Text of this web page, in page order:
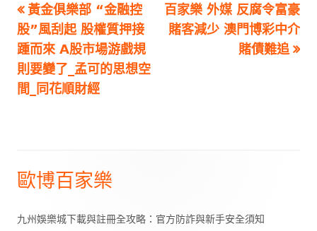
文
章
導
Previous
article:
黃金俱樂部 “金融控
股”風刮起 股權質押接
踵而來 A股市場游戲規
則要變了_孟可的思想空
間_同花順財經
Next
article:
百家樂 外媒 反腐令富豪
賭客減少 澳門博彩中介
賭債難追
Main
Sidebar
歐博百家樂
九州娛樂城下載與註冊全攻略：官方防詐與新手安全須知